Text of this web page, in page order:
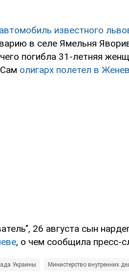
автомобиль известного
в селе Ямельня
погибла 31-летняя
олигарх полетел в
26 августа сын
, о чем сообщила пресс-
Украины Министерство внутренних